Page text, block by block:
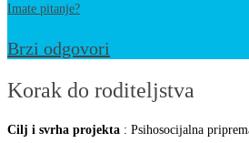
Imate pitanje?
Brzi odgovori
Korak do roditeljstva
Cilj i svrha projekta : Psihosocijalna